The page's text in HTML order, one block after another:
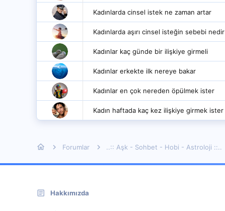
Kadınlarda cinsel istek ne zaman artar
Kadınlarda aşırı cinsel isteğin sebebi nedir
Kadınlar kaç günde bir ilişkiye girmeli
Kadınlar erkekte ilk nereye bakar
Kadınlar en çok nereden öpülmek ister
Kadın haftada kaç kez ilişkiye girmek ister
Forumlar ..:: Aşk - Sohbet - Hobi - Astroloji ::..
Hakkımızda